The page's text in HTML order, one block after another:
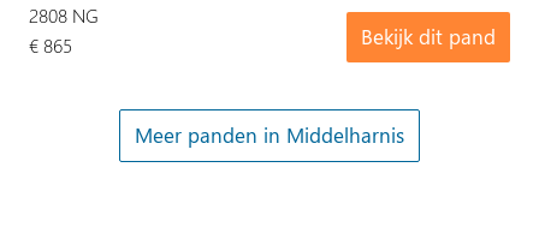
Bekijk dit pand
2808 NG
€ 865
Meer panden in Middelharnis